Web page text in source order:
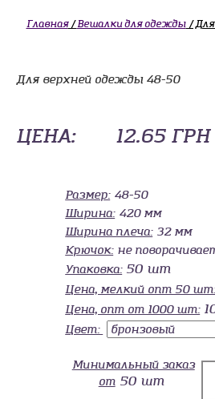
Главная/Вешалки для одежды/ Для
Для верхней одежды 48-50
ЦЕНА: 12.65 ГРН
Размер: 48-50
Ширина: 420 мм
Ширина плеча: 32 мм
Крючок: не
Упаковка: 50 шт
Цена, мелкий опт 50
Цена, опт от 1000 шт:
Цвет:
Минимальный заказ
от 50 шт